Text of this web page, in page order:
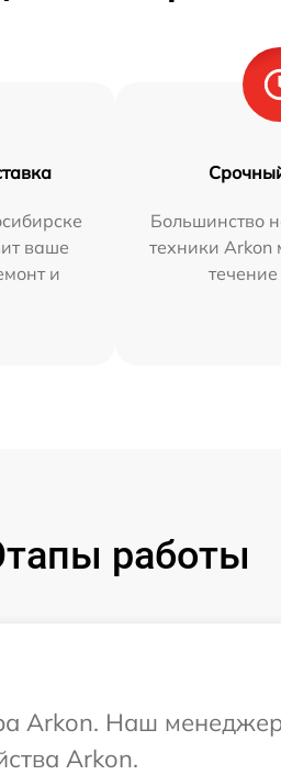
ваше
и
Большинство
техники Arkon
работы
Arkon. Наш
Arkon.